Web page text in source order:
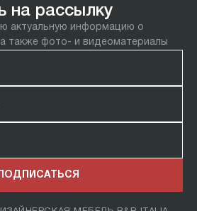
на рассылку
актуальную информацию о
также фото- и видеоматериалы
ПОДПИСАТЬСЯ